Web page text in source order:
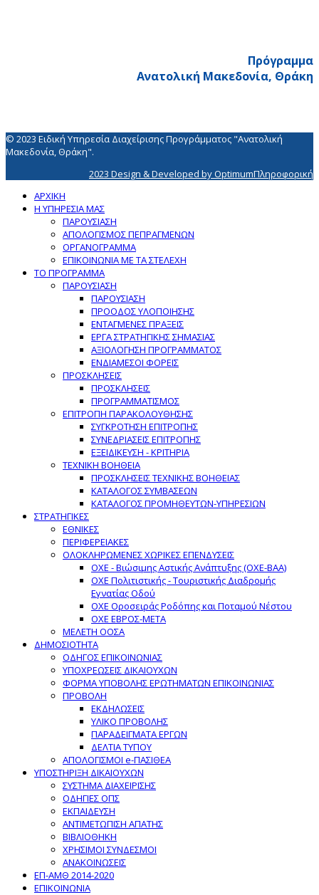
Πρόγραμμα
Ανατολική Μακεδονία, Θράκη
© 2023 Ειδική Υπηρεσία Διαχείρισης Προγράμματος "Ανατολική
Μακεδονία, Θράκη".
2023 Design & Developed by OptimumΠληροφορική
ΑΡΧΙΚΗ
Η ΥΠΗΡΕΣΙΑ ΜΑΣ
ΠΑΡΟΥΣΙΑΣΗ
ΑΠΟΛΟΓΙΣΜΟΣ ΠΕΠΡΑΓΜΕΝΩΝ
ΟΡΓΑΝΟΓΡΑΜΜΑ
ΕΠΙΚΟΙΝΩΝΙΑ ΜΕ ΤΑ ΣΤΕΛΕΧΗ
ΤΟ ΠΡΟΓΡΑΜΜΑ
ΠΑΡΟΥΣΙΑΣΗ
ΠΑΡΟΥΣΙΑΣΗ
ΠΡΟΟΔΟΣ ΥΛΟΠΟΙΗΣΗΣ
ΕΝΤΑΓΜΕΝΕΣ ΠΡΑΞΕΙΣ
ΕΡΓΑ ΣΤΡΑΤΗΓΙΚΗΣ ΣΗΜΑΣΙΑΣ
ΑΞΙΟΛΟΓΗΣΗ ΠΡΟΓΡΑΜΜΑΤΟΣ
ΕΝΔΙΑΜΕΣΟΙ ΦΟΡΕΙΣ
ΠΡΟΣΚΛΗΣΕΙΣ
ΠΡΟΣΚΛΗΣΕΙΣ
ΠΡΟΓΡΑΜΜΑΤΙΣΜΟΣ
ΕΠΙΤΡΟΠΗ ΠΑΡΑΚΟΛΟΥΘΗΣΗΣ
ΣΥΓΚΡΟΤΗΣΗ ΕΠΙΤΡΟΠΗΣ
ΣΥΝΕΔΡΙΑΣΕΙΣ ΕΠΙΤΡΟΠΗΣ
ΕΞΕΙΔΙΚΕΥΣΗ - ΚΡΙΤΗΡΙΑ
ΤΕΧΝΙΚΗ ΒΟΗΘΕΙΑ
ΠΡΟΣΚΛΗΣΕΙΣ ΤΕΧΝΙΚΗΣ ΒΟΗΘΕΙΑΣ
ΚΑΤΑΛΟΓΟΣ ΣΥΜΒΑΣΕΩΝ
ΚΑΤΑΛΟΓΟΣ ΠΡΟΜΗΘΕΥΤΩΝ-ΥΠΗΡΕΣΙΩΝ
ΣΤΡΑΤΗΓΙΚΕΣ
ΕΘΝΙΚΕΣ
ΠΕΡΙΦΕΡΕΙΑΚΕΣ
ΟΛΟΚΛΗΡΩΜΕΝΕΣ ΧΩΡΙΚΕΣ ΕΠΕΝΔΥΣΕΙΣ
ΟΧΕ - Βιώσιμης Αστικής Ανάπτυξης (ΟΧΕ-ΒΑΑ)
ΟΧΕ Πολιτιστικής - Τουριστικής Διαδρομής
Εγνατίας Οδού
ΟΧΕ Οροσειράς Ροδόπης και Ποταμού Νέστου
ΟΧΕ ΕΒΡΟΣ-ΜΕΤΑ
ΜΕΛΕΤΗ ΟΟΣΑ
ΔΗΜΟΣΙΟΤΗΤΑ
ΟΔΗΓΟΣ ΕΠΙΚΟΙΝΩΝΙΑΣ
ΥΠΟΧΡΕΩΣΕΙΣ ΔΙΚΑΙΟΥΧΩΝ
ΦΟΡΜΑ ΥΠΟΒΟΛΗΣ ΕΡΩΤΗΜΑΤΩΝ ΕΠΙΚΟΙΝΩΝΙΑΣ
ΠΡΟΒΟΛΗ
ΕΚΔΗΛΩΣΕΙΣ
ΥΛΙΚΟ ΠΡΟΒΟΛΗΣ
ΠΑΡΑΔΕΙΓΜΑΤΑ ΕΡΓΩΝ
ΔΕΛΤΙΑ ΤΥΠΟΥ
ΑΠΟΛΟΓΙΣΜΟΙ e-ΠΑΣΙΘΕΑ
ΥΠΟΣΤΗΡΙΞΗ ΔΙΚΑΙΟΥΧΩΝ
ΣΥΣΤΗΜΑ ΔΙΑΧΕΙΡΙΣΗΣ
ΟΔΗΓΙΕΣ ΟΠΣ
ΕΚΠΑΙΔΕΥΣΗ
ΑΝΤΙΜΕΤΩΠΙΣΗ ΑΠΑΤΗΣ
ΒΙΒΛΙΟΘΗΚΗ
ΧΡΗΣΙΜΟΙ ΣΥΝΔΕΣΜΟΙ
ΑΝΑΚΟΙΝΩΣΕΙΣ
ΕΠ-ΑΜΘ 2014-2020
ΕΠΙΚΟΙΝΩΝΙΑ